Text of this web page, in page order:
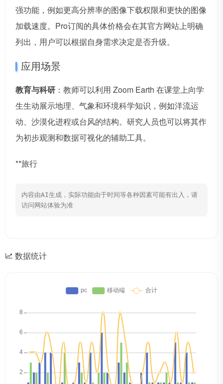
强功能，例如更高分辨率的图像下载权限和更快的图像
加载速度。Pro订阅的具体价格会在其官方网站上明确
列出，用户可以根据自身需求决定是否升级。
应用场景
教育与科研 ：教师可以利用 Zoom Earth 在课堂上向学
生生动展示地理、气象和环境科学知识，例如洋流运
动、沙漠化进程或台风的结构。研究人员也可以将其作
为初步观测和数据可视化的辅助工具。
**旅行
内容由AI生成，实际功能由于时间等各种因素可能有出入，请
访问网站体验为准
数据统计